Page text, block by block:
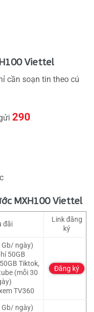
Viettel
cần soạn tin theo cú
290
MXH100 Viettel
đãi
Link đăng
ký
ngày)
50GB
Tiktok,
(mỗi 30
TV360
Đăng ký
ngày)